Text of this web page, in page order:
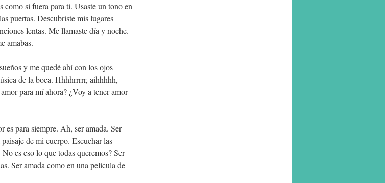
como si fuera para ti. Usaste un tono en
puertas. Descubriste mis lugares
lentas. Me llamaste día y noche.
amabas.
y me quedé ahí con los ojos
de la boca. Hhhhrrrrr, aihhhhh,
para mí ahora? ¿Voy a tener amor
es para siempre. Ah, ser amada. Ser
de mi cuerpo. Escuchar las
es eso lo que todas queremos? Ser
Ser amada como en una película de